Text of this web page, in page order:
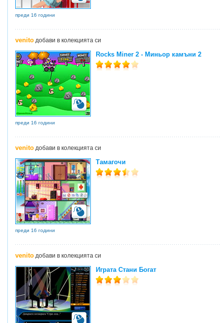
преди 16 години
venito добави в колекцията си
Rocks Miner 2 - Миньор камъни 2
преди 16 години
venito добави в колекцията си
Тамагочи
преди 16 години
venito добави в колекцията си
Играта Стани Богат